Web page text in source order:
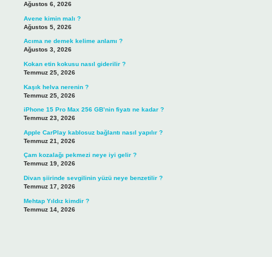
Ağustos 6, 2026
Avene kimin malı ?
Ağustos 5, 2026
Acıma ne demek kelime anlamı ?
Ağustos 3, 2026
Kokan etin kokusu nasıl giderilir ?
Temmuz 25, 2026
Kaşık helva nerenin ?
Temmuz 25, 2026
iPhone 15 Pro Max 256 GB’nin fiyatı ne kadar ?
Temmuz 23, 2026
Apple CarPlay kablosuz bağlantı nasıl yapılır ?
Temmuz 21, 2026
Çam kozalağı pekmezi neye iyi gelir ?
Temmuz 19, 2026
Divan şiirinde sevgilinin yüzü neye benzetilir ?
Temmuz 17, 2026
Mehtap Yıldız kimdir ?
Temmuz 14, 2026